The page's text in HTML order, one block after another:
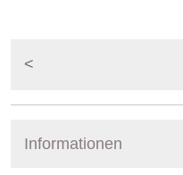
Informationen